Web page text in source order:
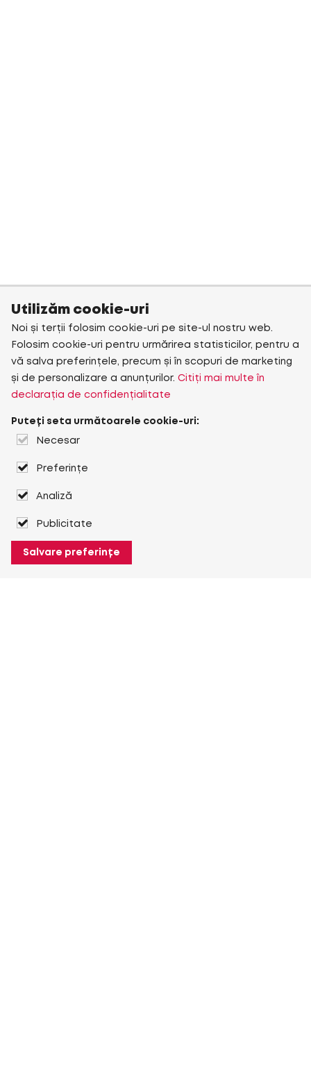
Utilizăm cookie-uri
Noi și terții folosim cookie-uri pe site-ul nostru web.
Folosim cookie-uri pentru urmărirea statisticilor, pentru a
vă salva preferințele, precum și în scopuri de marketing
și de personalizare a anunțurilor. Citiți mai multe în
declarația de confidențialitate
Puteți seta următoarele cookie-uri:
Necesar
Preferințe
Analiză
Publicitate
Salvare preferințe